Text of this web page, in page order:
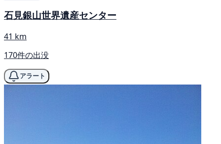
石見銀山世界遺産センター
41 km
170件の出没
アラート